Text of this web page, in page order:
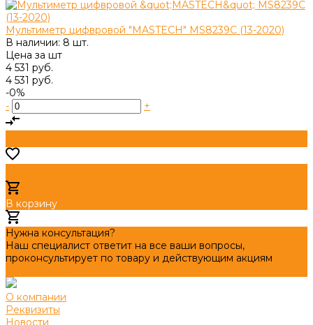
Мультиметр цифвровой "MASTECH" MS8239C (13-2020)
В наличии: 8 шт.
Цена за шт
4 531 руб.
4 531 руб.
-0%
-
+
В корзину
Нужна консультация?
Наш специалист ответит на все ваши вопросы,
проконсультирует по товару и действующим акциям
О компании
Реквизиты
Новости